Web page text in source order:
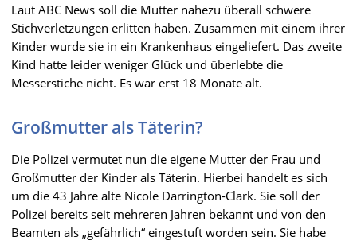
Laut ABC News soll die Mutter nahezu überall schwere
Stichverletzungen erlitten haben. Zusammen mit einem ihrer
Kinder wurde sie in ein Krankenhaus eingeliefert. Das zweite
Kind hatte leider weniger Glück und überlebte die
Messerstiche nicht. Es war erst 18 Monate alt.
Großmutter als Täterin?
Die Polizei vermutet nun die eigene Mutter der Frau und
Großmutter der Kinder als Täterin. Hierbei handelt es sich
um die 43 Jahre alte Nicole Darrington-Clark. Sie soll der
Polizei bereits seit mehreren Jahren bekannt und von den
Beamten als „gefährlich“ eingestuft worden sein. Sie habe